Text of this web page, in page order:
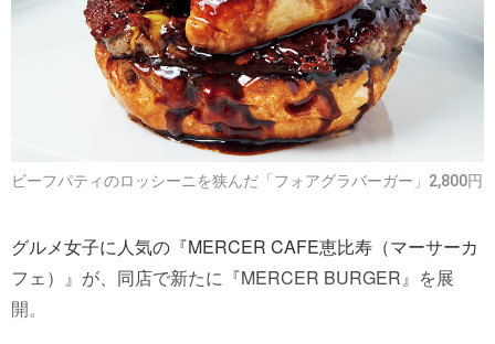
ビーフパティのロッシーニを狭んだ「フォアグラバーガー」2,800円
グルメ女子に人気の『MERCER CAFE恵比寿（マーサーカ
フェ）』が、同店で新たに『MERCER BURGER』を展
開。